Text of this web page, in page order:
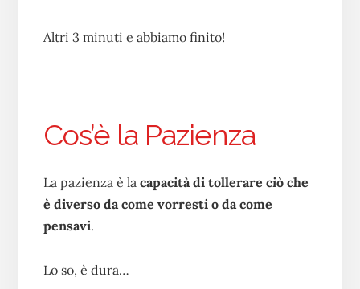
Altri 3 minuti e abbiamo finito!
Cos’è la Pazienza
La pazienza è la capacità di tollerare ciò che
è diverso da come vorresti o da come
pensavi.
Lo so, è dura…